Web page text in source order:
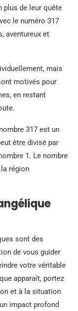
plus de leur quête
le numéro 317
aventureux et
mais
motivés pour
en restant
317 est un
être divisé par
1. Le nombre
région
sont des
de vous guider
votre véritable
apparaît, portez
et à la situation
impact profond